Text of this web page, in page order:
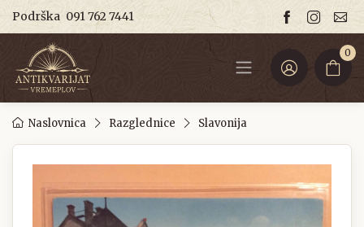
Podrška 091 762 7441
0
Naslovnica Razglednice Slavonija